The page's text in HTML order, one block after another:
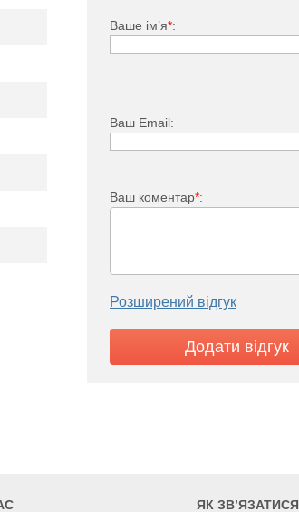
Ваше ім’я*:
Ваш Email:
Ваш коментар*:
Розширений відгук
ЯК ЗВ’ЯЗАТИСЯ